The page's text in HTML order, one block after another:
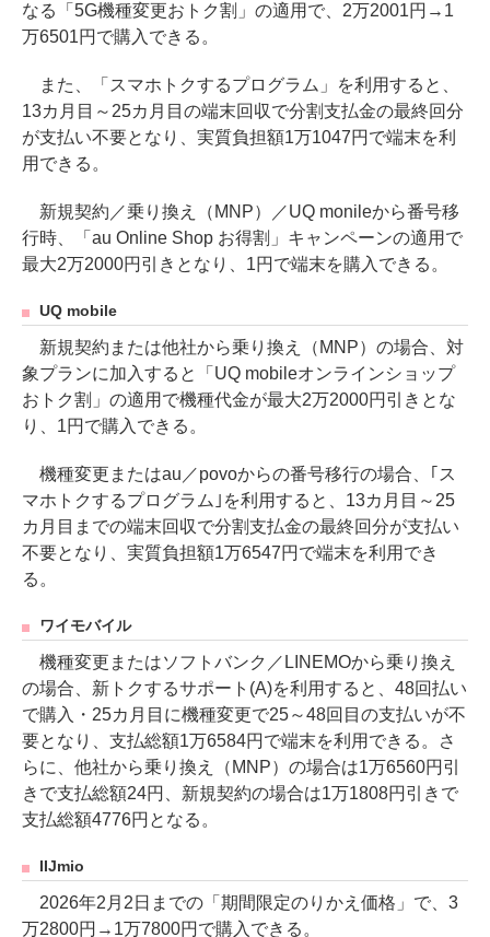
なる「5G機種変更おトク割」の適用で、2万2001円→1
万6501円で購入できる。
また、「スマホトクするプログラム」を利用すると、
13カ月目～25カ月目の端末回収で分割支払金の最終回分
が支払い不要となり、実質負担額1万1047円で端末を利
用できる。
新規契約／乗り換え（MNP）／UQ monileから番号移
行時、「au Online Shop お得割」キャンペーンの適用で
最大2万2000円引きとなり、1円で端末を購入できる。
UQ mobile
新規契約または他社から乗り換え（MNP）の場合、対
象プランに加入すると「UQ mobileオンラインショップ
おトク割」の適用で機種代金が最大2万2000円引きとな
り、1円で購入できる。
機種変更またはau／povoからの番号移行の場合、｢ス
マホトクするプログラム｣を利用すると、13カ月目～25
カ月目までの端末回収で分割支払金の最終回分が支払い
不要となり、実質負担額1万6547円で端末を利用でき
る。
ワイモバイル
機種変更またはソフトバンク／LINEMOから乗り換え
の場合、新トクするサポート(A)を利用すると、48回払い
で購入・25カ月目に機種変更で25～48回目の支払いが不
要となり、支払総額1万6584円で端末を利用できる。さ
らに、他社から乗り換え（MNP）の場合は1万6560円引
きで支払総額24円、新規契約の場合は1万1808円引きで
支払総額4776円となる。
IIJmio
2026年2月2日までの「期間限定のりかえ価格」で、3
万2800円→1万7800円で購入できる。